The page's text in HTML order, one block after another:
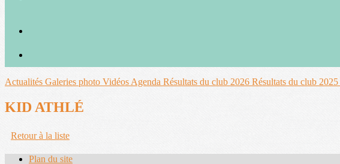
Actualités Galeries photo Vidéos Agenda Résultats du club 2026 Résultats du club 2025
KID ATHLÉ
Retour à la liste
Plan du site